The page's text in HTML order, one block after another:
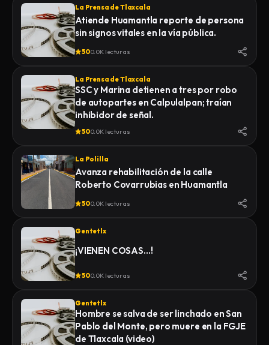
MIENTRAS ERA TRASLADADO POR
ELEMENTOS DE LA POLICÍA MUNICIPAL
DE SAN PABLO DEL MONTE AL
INSTITUTO DE CIENCIAS FORENSES
CERTIFICADO MÉDICO
CORRESPONDIENTE
La Prensa de Tlaxcala
Atiende Huamantla reporte de persona
sin signos vitales en la vía pública.
500.0K lecturas
La Prensa de Tlaxcala
SSC y Marina detienen a tres por robo
de autopartes en Calpulalpan; traían
inhibidor de señal.
500.0K lecturas
La Polilla
Avanza rehabilitación de la calle
Roberto Covarrubias en Huamantla
500.0K lecturas
Gentetlx
¡VIENEN COSAS…!
500.0K lecturas
Gentetlx
Hombre se salva de ser linchado en San
Pablo del Monte, pero muere en la FGJE
de Tlaxcala (video)